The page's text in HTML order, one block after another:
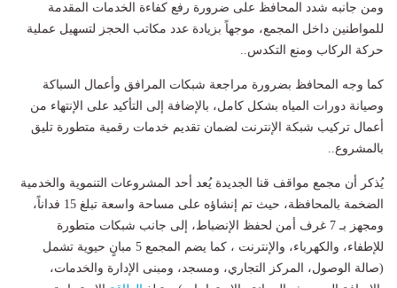
​ومن جانبه شدد المحافظ على ضرورة رفع كفاءة الخدمات المقدمة
للمواطنين داخل المجمع، موجهاً بزيادة عدد مكاتب الحجز لتسهيل عملية
حركة الركاب ومنع التكدس..
كما وجه المحافظ بضرورة مراجعة شبكات المرافق وأعمال السباكة
وصيانة دورات المياه بشكل كامل، بالإضافة إلى التأكيد على الإنتهاء من
أعمال تركيب شبكة الإنترنت لضمان تقديم خدمات رقمية متطورة تليق
بالمشروع..
​​يُذكر أن مجمع مواقف قنا الجديدة يُعد أحد المشروعات التنموية والخدمية
الضخمة بالمحافظة، حيث تم إنشاؤه على مساحة واسعة تبلغ 15 فداناً،
ومجهز بـ 7 غرف أمن لحفظ الإنضباط، إلى جانب شبكات متطورة
للإطفاء، والكهرباء، والإنترنت ، ​كما يضم المجمع 5 مبانٍ حيوية تشمل
(صالة الوصول، المركز التجاري، ومسجد، ومبنى الإدارة والخدمات،